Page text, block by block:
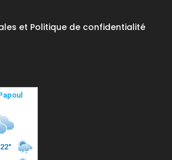
et Politique de confidentialité